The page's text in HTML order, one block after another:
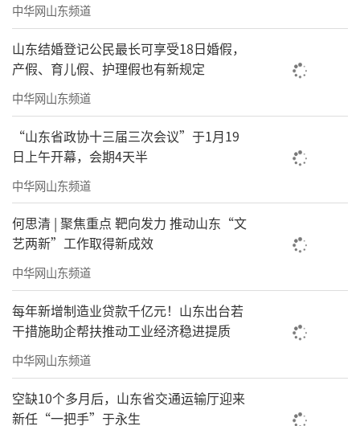
中华网山东频道
山东结婚登记公民最长可享受18日婚假，
产假、育儿假、护理假也有新规定
中华网山东频道
“山东省政协十三届三次会议”于1月19
日上午开幕，会期4天半
中华网山东频道
何思清 | 聚焦重点 靶向发力 推动山东“文
艺两新”工作取得新成效
中华网山东频道
每年新增制造业贷款千亿元！山东出台若
干措施助企帮扶推动工业经济稳进提质
中华网山东频道
空缺10个多月后，山东省交通运输厅迎来
新任“一把手”于永生